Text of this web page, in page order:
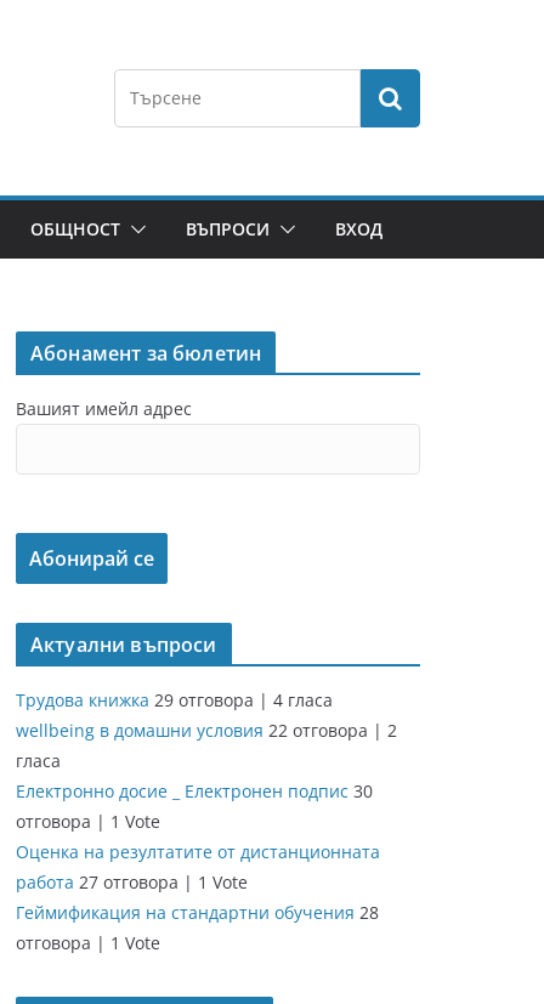
ОБЩНОСТ ВЪПРОСИ ВХОД
Абонамент за бюлетин
Вашият имейл адрес
Актуални въпроси
Трудова книжка 29 отговора | 4 гласа
wellbeing в домашни условия 22 отговора | 2
гласа
Електронно досие _ Електронен подпис 30
отговора | 1 Vote
Оценка на резултатите от дистанционната
работа 27 отговора | 1 Vote
Геймификация на стандартни обучения 28
отговора | 1 Vote